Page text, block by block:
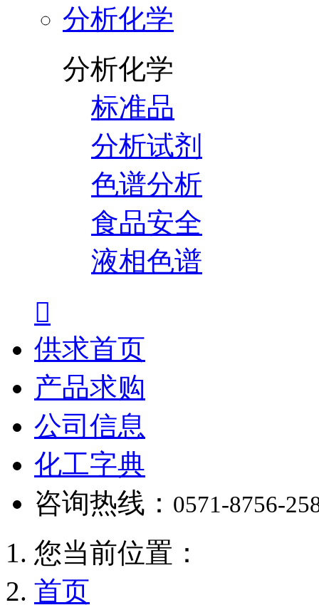
分析化学
分析化学
标准品
分析试剂
色谱分析
食品安全
液相色谱

供求首页
产品求购
公司信息
化工字典
咨询热线： 0571-8756-
您当前位置：
首页